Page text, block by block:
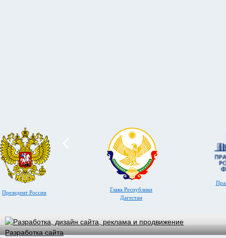
Президент России
Глава Республики
Дагестан
Разработка сайта